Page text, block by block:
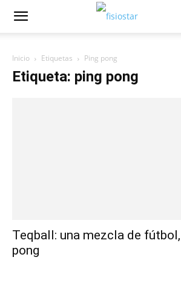
Inicio Etiquetas Ping pong
Etiqueta: ping pong
Teqball: una mezcla de
pong